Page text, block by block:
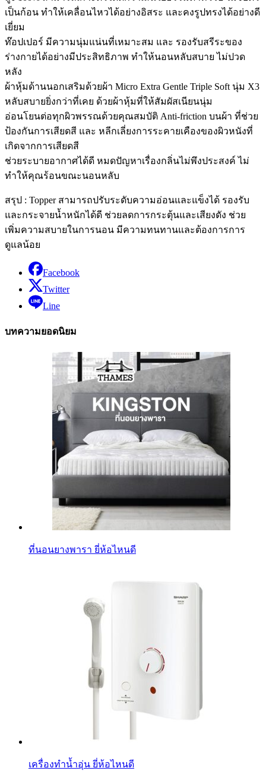
เป็นก้อน ทำให้เคลื่อนไหวได้อย่างอิสระ และคงรูปทรงได้อย่างดี
เยี่ยม
ท๊อปเปอร์ มีความนุ่มแน่นที่เหมาะสม และ รองรับสรีระของ
ร่างกายได้อย่างมีประสิทธิภาพ ทำให้นอนหลับสบาย ไม่ปวด
หลัง
ผ้าหุ้มด้านนอกเสริมด้วยผ้า Micro Extra Gentle Triple Soft นุ่ม X3
หลับสบายยิ่งกว่าที่เคย ด้วยผ้าหุ้มที่ให้สัมผัสเนียนนุ่ม
อ่อนโยนต่อทุกผิวพรรณด้วยคุณสมบัติ Anti-friction บนผ้า ที่ช่วย
ป้องกันการเสียดสี และ หลีกเลี่ยงการระคายเคืองของผิวหนังที่
เกิดจากการเสียดสี
ช่วยระบายอากาศได้ดี หมดปัญหาเรื่องกลิ่นไม่พึงประสงค์ ไม่
ทำให้คุณร้อนขณะนอนหลับ
สรุป : Topper สามารถปรับระดับความอ่อนและแข็งได้ รองรับ
และกระจายน้ำหนักได้ดี ช่วยลดการกระตุ้นและเสียงดัง ช่วย
เพิ่มความสบายในการนอน มีความทนทานและต้องการการ
ดูแลน้อย
Facebook
Twitter
Line
บทความยอดนิยม
ที่นอนยางพารา ยี่ห้อไหนดี
เครื่องทําน้ำอุ่น ยี่ห้อไหนดี